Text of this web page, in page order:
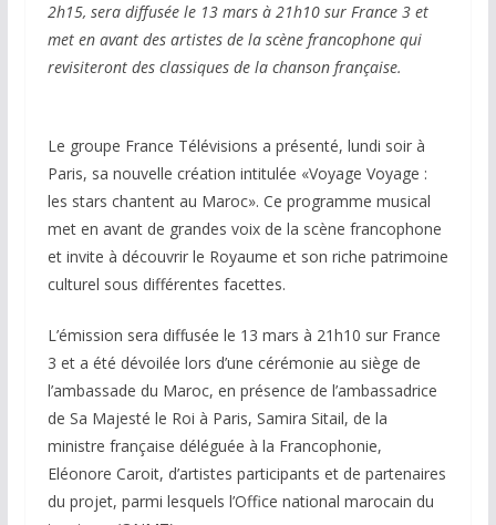
2h15, sera diffusée le 13 mars à 21h10 sur France 3 et
met en avant des artistes de la scène francophone qui
revisiteront des classiques de la chanson française.
Le groupe France Télévisions a présenté, lundi soir à
Paris, sa nouvelle création intitulée «Voyage Voyage :
les stars chantent au Maroc». Ce programme musical
met en avant de grandes voix de la scène francophone
et invite à découvrir le Royaume et son riche patrimoine
culturel sous différentes facettes.
L’émission sera diffusée le 13 mars à 21h10 sur France
3 et a été dévoilée lors d’une cérémonie au siège de
l’ambassade du Maroc, en présence de l’ambassadrice
de Sa Majesté le Roi à Paris, Samira Sitail, de la
ministre française déléguée à la Francophonie,
Eléonore Caroit, d’artistes participants et de partenaires
du projet, parmi lesquels l’Office national marocain du